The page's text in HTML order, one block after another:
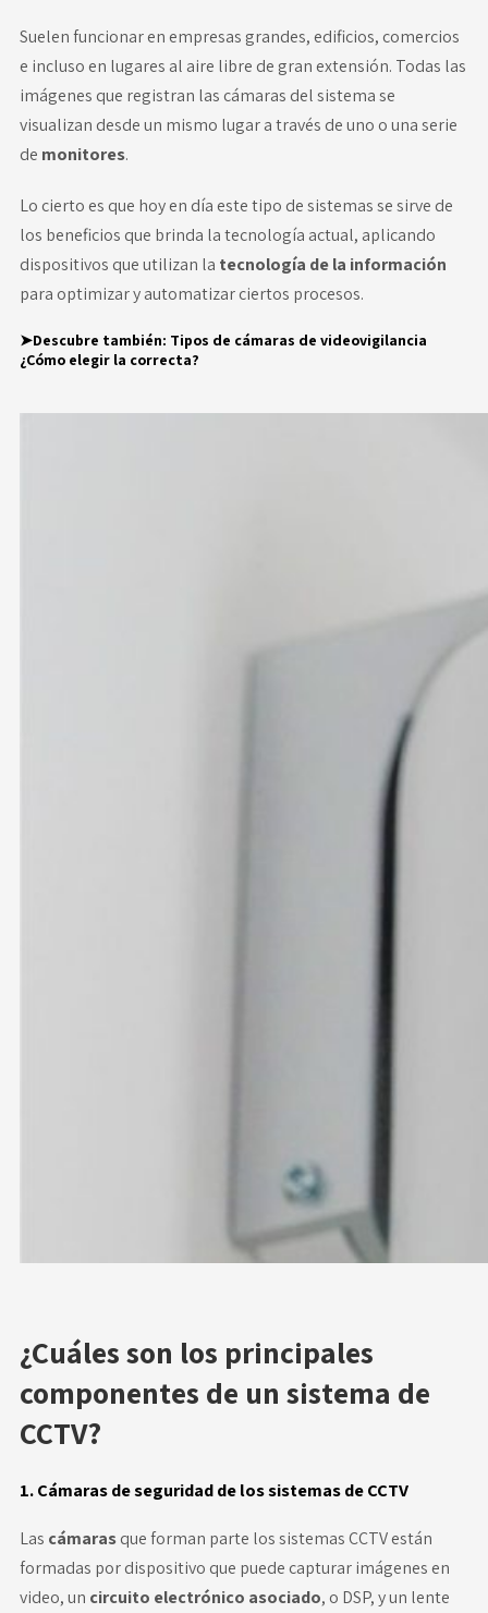
Suelen funcionar en empresas grandes, edificios, comercios
e incluso en lugares al aire libre de gran extensión. Todas las
imágenes que registran las cámaras del sistema se
visualizan desde un mismo lugar a través de uno o una serie
de monitores.
Lo cierto es que hoy en día este tipo de sistemas se sirve de
los beneficios que brinda la tecnología actual, aplicando
dispositivos que utilizan la tecnología de la información
para optimizar y automatizar ciertos procesos.
➤Descubre también: Tipos de cámaras de videovigilancia
¿Cómo elegir la correcta?
¿Cuáles son los principales
componentes de un sistema de
CCTV?
1. Cámaras de seguridad de los sistemas de CCTV
Las cámarasque forman parte los sistemas CCTV están
formadas por dispositivo que puede capturar imágenes en
video, un circuito electrónico asociado, o DSP, y un lente